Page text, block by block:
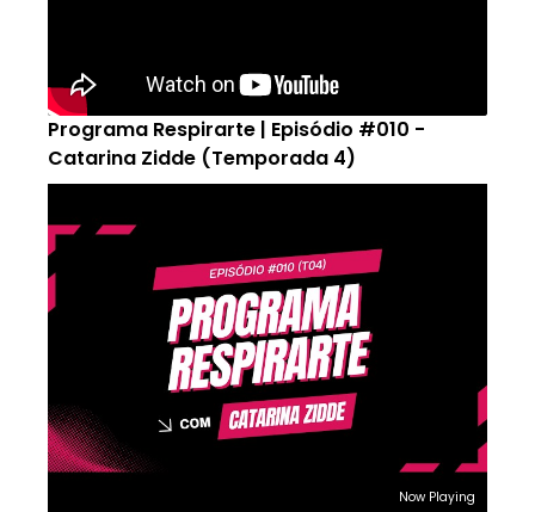
Programa Respirarte | Episódio #010 -
Catarina Zidde (Temporada 4)
Now Playing